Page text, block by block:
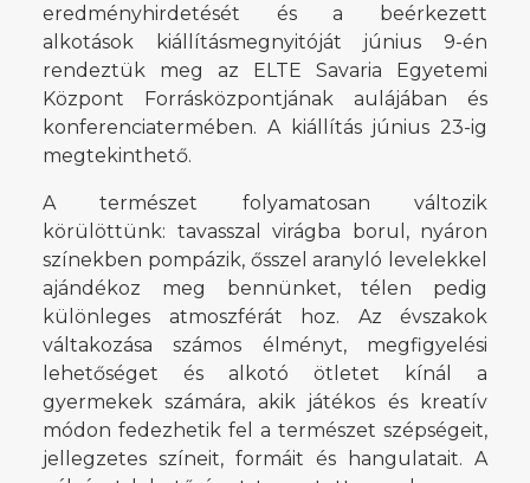
eredményhirdetését és a beérkezett
alkotások kiállításmegnyitóját június 9-én
rendeztük meg az ELTE Savaria Egyetemi
Központ Forrásközpontjának aulájában és
konferenciatermében. A kiállítás június 23-ig
megtekinthető.
A természet folyamatosan változik
körülöttünk: tavasszal virágba borul, nyáron
színekben pompázik, ősszel aranyló levelekkel
ajándékoz meg bennünket, télen pedig
különleges atmoszférát hoz. Az évszakok
váltakozása számos élményt, megfigyelési
lehetőséget és alkotó ötletet kínál a
gyermekek számára, akik játékos és kreatív
módon fedezhetik fel a természet szépségeit,
jellegzetes színeit, formáit és hangulatait. A